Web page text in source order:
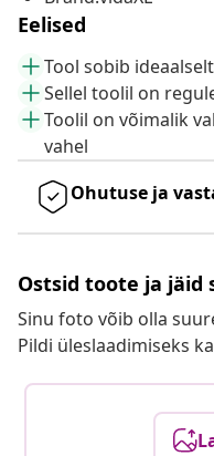
Eelised
Tool sobib
Sellel toolil on
Toolil on võimalik
vahel
Ohutuse ja
Ostsid toote ja jäid
Sinu foto võib olla
Pildi üleslaadimiseks